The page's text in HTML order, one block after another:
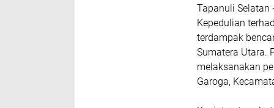
Tapanuli Selatan
Kepedulian
terdampak
Sumatera Utara.
melaksanakan
Garoga,